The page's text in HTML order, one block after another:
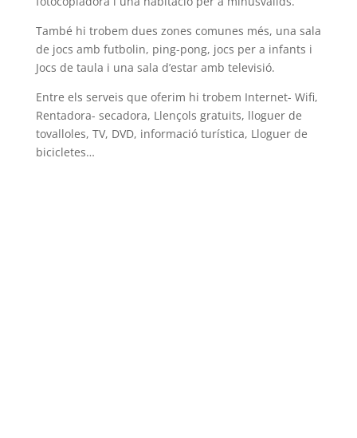
També hi trobem dues zones comunes més, una sala
de jocs amb futbolin, ping-pong, jocs per a infants i
Jocs de taula i una sala d’estar amb televisió.
Entre els serveis que oferim hi trobem Internet- Wifi,
Rentadora- secadora, Llençols gratuits, lloguer de
tovalloles, TV, DVD, informació turística, Lloguer de
bicicletes…